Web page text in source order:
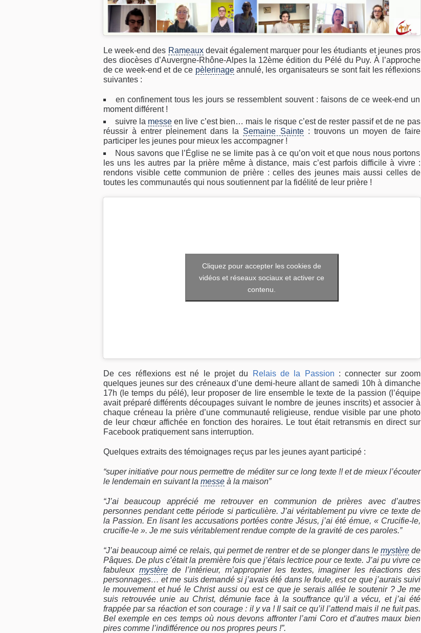
Le week-end des Rameauxdevait également marquer pour les étudiants et jeunes pros
des diocèses d’Auvergne-Rhône-Alpes la 12ème édition du Pélé du Puy. À l’approche
de ce week-end et de ce pèlerinageannulé, les organisateurs se sont fait les réflexions
suivantes :
en confinement tous les jours se ressemblent souvent : faisons de ce week-end un
moment différent !
suivre la messe en live c’est bien… mais le risque c’est de rester passif et de ne pas
réussir à entrer pleinement dans la Semaine Sainte: trouvons un moyen de faire
participer les jeunes pour mieux les accompagner !
Nous savons que l’Église ne se limite pas à ce qu’on voit et que nous nous portons
les uns les autres par la prière même à distance, mais c’est parfois difficile à vivre :
rendons visible cette communion de prière : celles des jeunes mais aussi celles de
toutes les communautés qui nous soutiennent par la fidélité de leur prière !
Cliquez pour accepter les cookies de
vidéos et réseaux sociaux et activer ce
contenu.
De ces réflexions est né le projet du Relais de la Passion : connecter sur zoom
quelques jeunes sur des créneaux d’une demi-heure allant de samedi 10h à dimanche
17h (le temps du pélé), leur proposer de lire ensemble le texte de la passion (l’équipe
avait préparé différents découpages suivant le nombre de jeunes inscrits) et associer à
chaque créneau la prière d’une communauté religieuse, rendue visible par une photo
de leur chœur affichée en fonction des horaires. Le tout était retransmis en direct sur
Facebook pratiquement sans interruption.
Quelques extraits des témoignages reçus par les jeunes ayant participé :
“super initiative pour nous permettre de méditer sur ce long texte !! et de mieux l’écouter
le lendemain en suivant la messe à la maison”
“J’ai beaucoup apprécié me retrouver en communion de prières avec d’autres
personnes pendant cette période si particulière. J’ai véritablement pu vivre ce texte de
la Passion. En lisant les accusations portées contre Jésus, j’ai été émue, « Crucifie-le,
crucifie-le ». Je me suis véritablement rendue compte de la gravité de ces paroles.”
“J’ai beaucoup aimé ce relais, qui permet de rentrer et de se plonger dans le mystèrede
Pâques. De plus c’était la première fois que j’étais lectrice pour ce texte. J’ai pu vivre ce
fabuleux mystèrede l’intérieur, m’approprier les textes, imaginer les réactions des
personnages… et me suis demandé si j’avais été dans le foule, est ce que j’aurais suivi
le mouvement et hué le Christ aussi ou est ce que je serais allée le soutenir ? Je me
suis retrouvée unie au Christ, démunie face à la souffrance qu’il a vécu, et j’ai été
frappée par sa réaction et son courage : il y va ! Il sait ce qu’il l’attend mais il ne fuit pas.
Bel exemple en ces temps où nous devons affronter l’ami Coro et d’autres maux bien
pires comme l’indifférence ou nos propres peurs !”.